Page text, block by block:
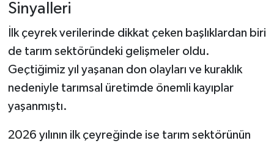
Sinyalleri
İlk çeyrek verilerinde dikkat çeken başlıklardan biri
de tarım sektöründeki gelişmeler oldu.
Geçtiğimiz yıl yaşanan don olayları ve kuraklık
nedeniyle tarımsal üretimde önemli kayıplar
yaşanmıştı.
2026 yılının ilk çeyreğinde ise tarım sektörünün